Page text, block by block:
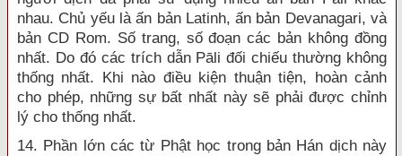
nhau. Chủ yếu là ấn bản Latinh, ấn bản Devanagari, và
bản CD Rom. Số trang, số đoạn các bản không đồng
nhất. Do đó các trích dẫn Pāli đối chiếu thường không
thống nhất. Khi nào điều kiện thuận tiện, hoàn cảnh
cho phép, những sự bất nhất này sẽ phải được chỉnh
lý cho thống nhất.
14. Phần lớn các từ Phật học trong bản Hán dịch này